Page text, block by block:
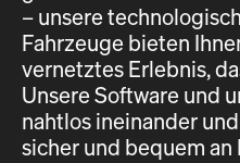
– unsere
Fahrzeuge bieten
vernetztes Erlebnis,
Unsere Software und
nahtlos ineinander
sicher und bequem